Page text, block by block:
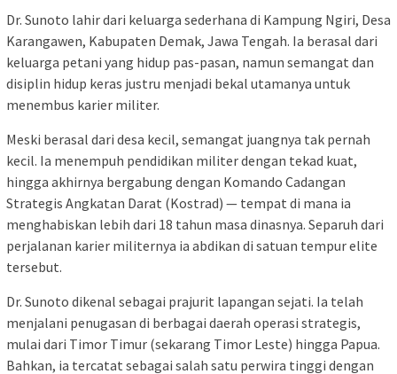
Dr. Sunoto lahir dari keluarga sederhana di Kampung Ngiri, Desa
Karangawen, Kabupaten Demak, Jawa Tengah. Ia berasal dari
keluarga petani yang hidup pas-pasan, namun semangat dan
disiplin hidup keras justru menjadi bekal utamanya untuk
menembus karier militer.
Meski berasal dari desa kecil, semangat juangnya tak pernah
kecil. Ia menempuh pendidikan militer dengan tekad kuat,
hingga akhirnya bergabung dengan Komando Cadangan
Strategis Angkatan Darat (Kostrad) — tempat di mana ia
menghabiskan lebih dari 18 tahun masa dinasnya. Separuh dari
perjalanan karier militernya ia abdikan di satuan tempur elite
tersebut.
Dr. Sunoto dikenal sebagai prajurit lapangan sejati. Ia telah
menjalani penugasan di berbagai daerah operasi strategis,
mulai dari Timor Timur (sekarang Timor Leste) hingga Papua.
Bahkan, ia tercatat sebagai salah satu perwira tinggi dengan